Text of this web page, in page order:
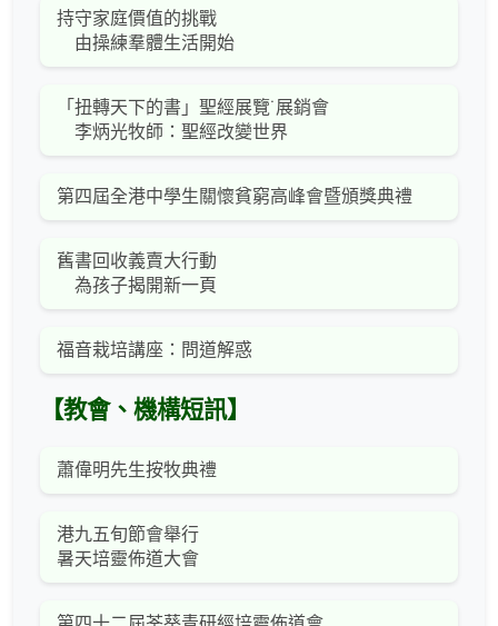
持守家庭價值的挑戰
由操練羣體生活開始
「扭轉天下的書」聖經展覽˙展銷會
李炳光牧師：聖經改變世界
第四屆全港中學生關懷貧窮高峰會暨頒獎典禮
舊書回收義賣大行動
為孩子揭開新一頁
福音栽培講座：問道解惑
【教會、機構短訊】
蕭偉明先生按牧典禮
港九五旬節會舉行
暑天培靈佈道大會